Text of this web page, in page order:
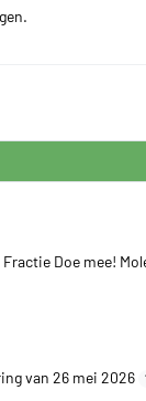
Doe mee!
van 26 mei 2026